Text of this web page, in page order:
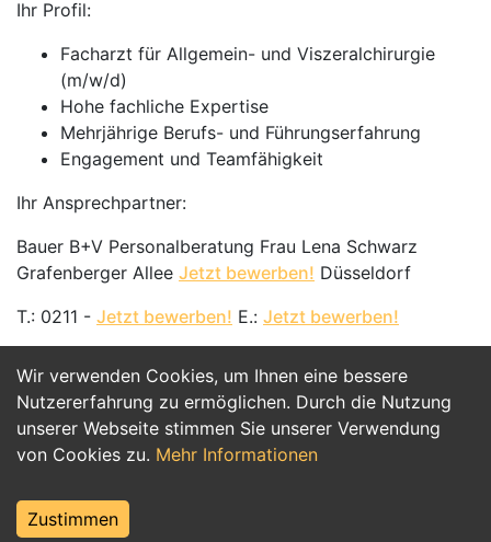
Wir verwenden Cookies, um Ihnen eine bessere
Nutzererfahrung zu ermöglichen. Durch die Nutzung
unserer Webseite stimmen Sie unserer Verwendung
von Cookies zu. Mehr Informationen
Zustimmen
Ihr Profil:
Facharzt für Allgemein- und Viszeralchirurgie
(m/w/d)
Hohe fachliche Expertise
Mehrjährige Berufs- und Führungserfahrung
Engagement und Teamfähigkeit
Ihr Ansprechpartner:
Bauer B+V Personalberatung Frau Lena Schwarz
Grafenberger Allee Jetzt bewerben! Düsseldorf
T.: 0211 - Jetzt bewerben! E.: Jetzt bewerben!
Jetzt Bewerben